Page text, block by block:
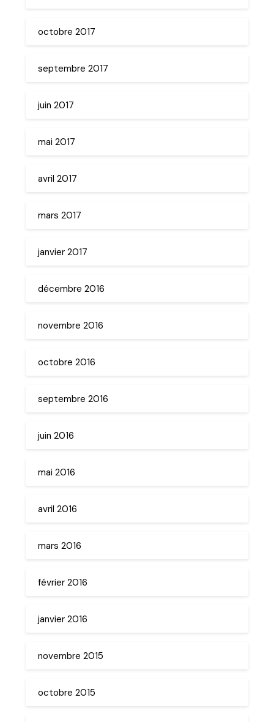
octobre 2017
septembre 2017
juin 2017
mai 2017
avril 2017
mars 2017
janvier 2017
décembre 2016
novembre 2016
octobre 2016
septembre 2016
juin 2016
mai 2016
avril 2016
mars 2016
février 2016
janvier 2016
novembre 2015
octobre 2015